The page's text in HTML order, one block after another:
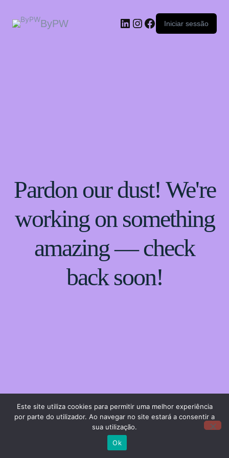
ByPW Iniciar sessão
Pardon our dust! We're
working on something
amazing — check
back soon!
Este site utiliza cookies para permitir uma melhor experiência
por parte do utilizador. Ao navegar no site estará a consentir a
sua utilização.
Ok